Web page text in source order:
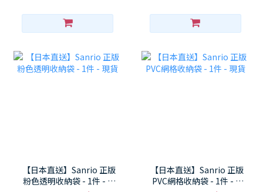
【日本直送】Sanrio 正版
粉色透明收納袋 - 1件 - 現
【日本直送】Sanrio 正版
PVC網格收納袋 - 1件 - 現